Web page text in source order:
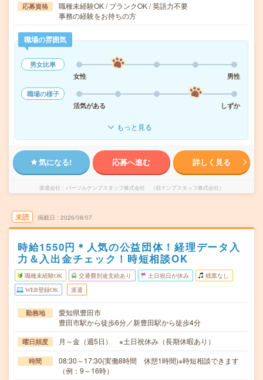
応募資格
職種未経験OK / ブランクOK / 英語力不要
事務の経験をお持ちの方
職場の雰囲気
男女比率
女性
男性
職場の様子
活気がある
しずか
もっと見る
気になる! 応募へ進む 詳しく見る
派遣会社 パーソルテンプスタッフ株式会社 （旧テンプスタッフ株式会社）
未読 掲載日 2026/08/07
時給1550円＊人気の公益団体！経理データ入
力＆入出金チェック！時短相談OK
職種未経験OK 交通費別途支給あり 土日祝日が休み 残業なし
WEB登録OK 派遣
勤務地
愛知県豊田市
豊田市駅から徒歩6分／新豊田駅から徒歩4分
曜日頻度 月～金（週5日） ※土日祝休み（長期休暇あり）
時間
08:30～17:30(実働8時間 休憩1時間)※時短相談できます
（例：9～16時）